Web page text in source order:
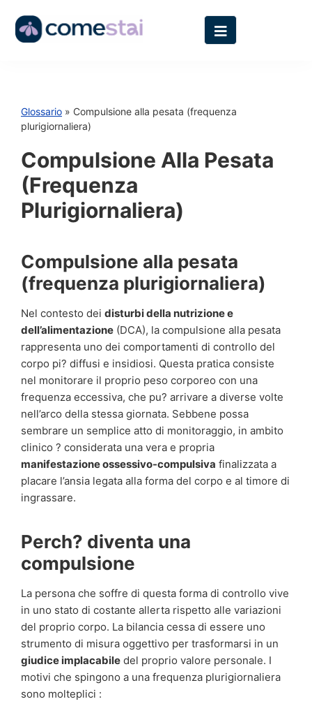
Glossario » Compulsione alla pesata (frequenza
plurigiornaliera)
Compulsione Alla Pesata
(frequenza
Plurigiornaliera)
Compulsione alla pesata
(frequenza plurigiornaliera)
Nel contesto dei disturbi della nutrizione e
dell’alimentazione (DCA), la compulsione alla pesata
rappresenta uno dei comportamenti di controllo del
corpo pi? diffusi e insidiosi. Questa pratica consiste
nel monitorare il proprio peso corporeo con una
frequenza eccessiva, che pu? arrivare a diverse volte
nell’arco della stessa giornata. Sebbene possa
sembrare un semplice atto di monitoraggio, in ambito
clinico ? considerata una vera e propria
manifestazione ossessivo-compulsiva finalizzata a
placare l’ansia legata alla forma del corpo e al timore di
ingrassare.
Perch? diventa una
compulsione
La persona che soffre di questa forma di controllo vive
in uno stato di costante allerta rispetto alle variazioni
del proprio corpo. La bilancia cessa di essere uno
strumento di misura oggettivo per trasformarsi in un
giudice implacabile del proprio valore personale. I
motivi che spingono a una frequenza plurigiornaliera
sono molteplici :